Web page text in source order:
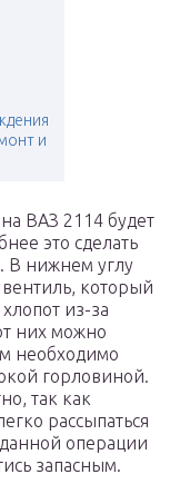
и
ВАЗ 2114 будет
это сделать
В нижнем углу
который
из-за
них можно
необходимо
горловиной.
так как
рассыпаться
операции
запасным.